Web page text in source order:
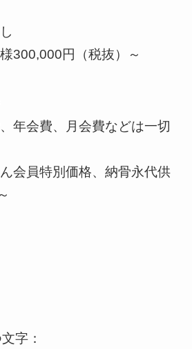
300,000円（税抜）～
年会費、月会費などは一切
会員特別価格、納骨永代供
字：